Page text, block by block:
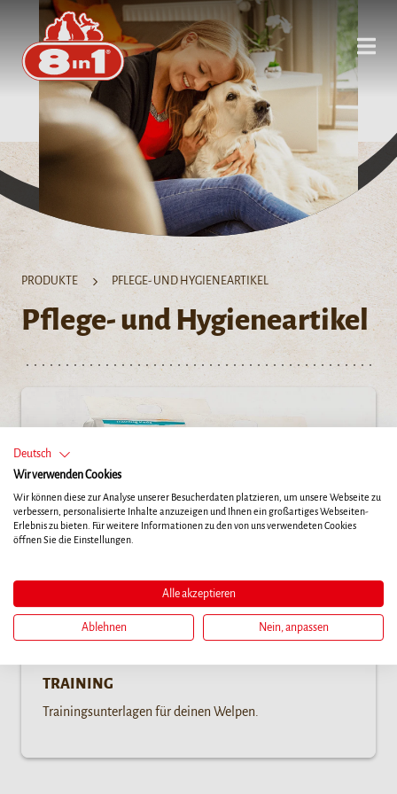
PRODUKTE PFLEGE- UND HYGIENEARTIKEL
Pflege- und Hygieneartikel
TRAINING
Trainingsunterlagen für deinen Welpen.
Deutsch
Wir verwenden Cookies
Wir können diese zur Analyse unserer Besucherdaten platzieren, um unsere Webseite zu
verbessern, personalisierte Inhalte anzuzeigen und Ihnen ein großartiges Webseiten-
Erlebnis zu bieten. Für weitere Informationen zu den von uns verwendeten Cookies
öffnen Sie die Einstellungen.
Alle akzeptieren
Ablehnen Nein, anpassen